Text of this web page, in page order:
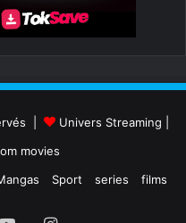
| Univers Streaming
movies
Sport series films